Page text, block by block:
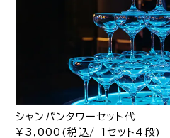
シャンパンタワーセット代
¥3,000(税込/ 1セット4段)